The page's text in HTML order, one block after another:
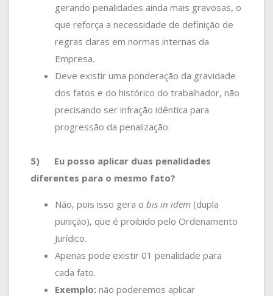
gerando penalidades ainda mais gravosas, o
que reforça a necessidade de definição de
regras claras em normas internas da
Empresa.
Deve existir uma ponderação da gravidade
dos fatos e do histórico do trabalhador, não
precisando ser infração idêntica para
progressão da penalização.
5) Eu posso aplicar duas penalidades
diferentes para o mesmo fato?
Não, pois isso gera o bis in idem (dupla
punição), que é proibido pelo Ordenamento
Jurídico.
Apenas pode existir 01 penalidade para
cada fato.
Exemplo: não poderemos aplicar